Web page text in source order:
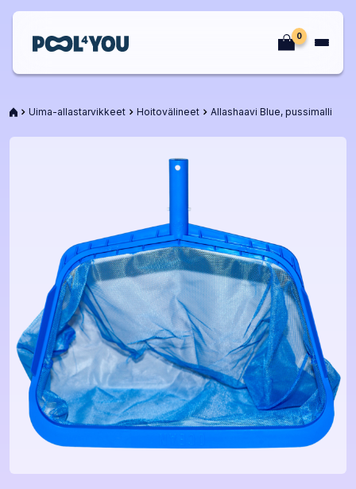
0
EtusivuUima-allastarvikkeet Hoitovälineet Allashaavi Blue, pussimalli